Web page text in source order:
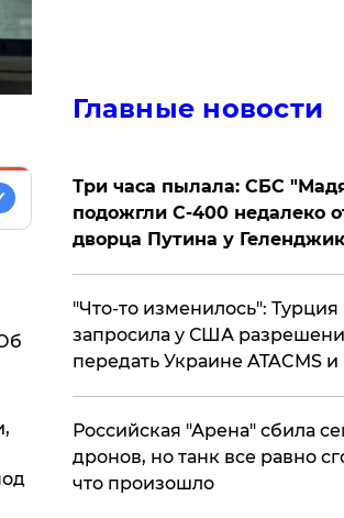
Главные новости
Три часа пылала: СБС
подожгли С-400 недалеко
дворца Путина у
​"Что-то изменилось": Турция
запросила у США
передать Украине ATACMS и
​Российская "Арена" сбила
дронов, но танк все равно
что произошло